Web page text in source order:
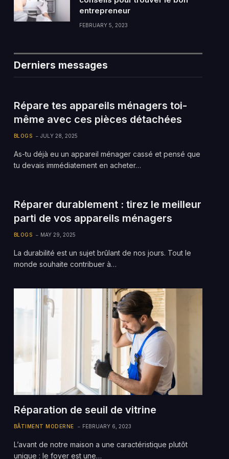
entrepreneur
FEBRUARY 5, 2023
Derniers messages
Répare tes appareils ménagers toi-
même avec ces pièces détachées
BLOGS JULY 28, 2025
As-tu déjà eu un appareil ménager cassé et pensé que
tu devais immédiatement en acheter…
Réparer durablement : tirez le meilleur
parti de vos appareils ménagers
BLOGS MAY 29, 2025
La durabilité est un sujet brûlant de nos jours. Tout le
monde souhaite contribuer à…
Réparation de seuil de vitrine
BÂTIMENT MODERNE FEBRUARY 6, 2023
L’avant de notre maison a une caractéristique plutôt
unique : le foyer est une…